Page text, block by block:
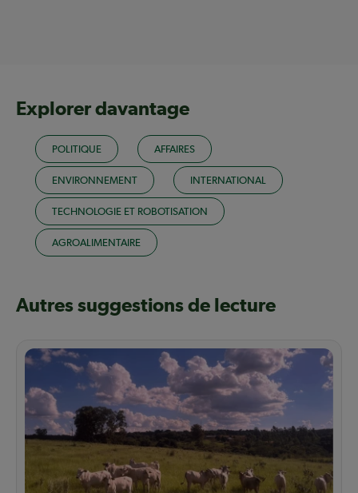
Explorer davantage
POLITIQUE AFFAIRES
ENVIRONNEMENT INTERNATIONAL
TECHNOLOGIE ET ROBOTISATION
AGROALIMENTAIRE
Autres suggestions de lecture